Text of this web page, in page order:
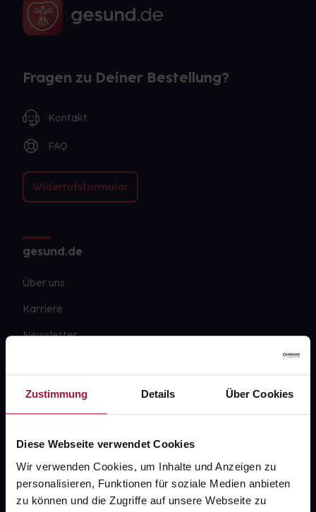
Zustimmung Details Über Cookies
Diese Webseite verwendet Cookies
Wir verwenden Cookies, um Inhalte und Anzeigen zu
personalisieren, Funktionen für soziale Medien anbieten
zu können und die Zugriffe auf unsere Webseite zu
Fragen zu Deiner Bestellung?
Kontakt
FAQ
Widerrufsformular
gesund.de
Über uns
Karriere
Newsletter
PAYBACK
gesund-versorger.de
Sanitätshäuser
Datenschutz